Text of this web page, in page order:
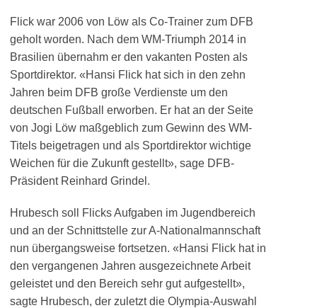
Flick war 2006 von Löw als Co-Trainer zum DFB
geholt worden. Nach dem WM-Triumph 2014 in
Brasilien übernahm er den vakanten Posten als
Sportdirektor. «Hansi Flick hat sich in den zehn
Jahren beim DFB große Verdienste um den
deutschen Fußball erworben. Er hat an der Seite
von Jogi Löw maßgeblich zum Gewinn des WM-
Titels beigetragen und als Sportdirektor wichtige
Weichen für die Zukunft gestellt», sage DFB-
Präsident Reinhard Grindel.
Hrubesch soll Flicks Aufgaben im Jugendbereich
und an der Schnittstelle zur A-Nationalmannschaft
nun übergangsweise fortsetzen. «Hansi Flick hat in
den vergangenen Jahren ausgezeichnete Arbeit
geleistet und den Bereich sehr gut aufgestellt»,
sagte Hrubesch, der zuletzt die Olympia-Auswahl